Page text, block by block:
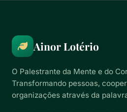
Ainor Lotério
O Palestrante da Mente e do
Transformando pessoas,
organizações através da